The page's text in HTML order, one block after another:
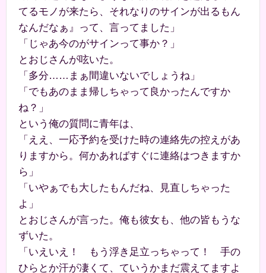
てるモノが来たら、それなりのサインが出るもん
なんだなぁ』って、言ってました」
「じゃあ今のがサインって事か？」
とおじさんが呟いた。
「多分……まぁ間違いないでしょうね」
「でもあのまま帰しちゃって良かったんですか
ね？」
という俺の質問に青年は、
「ええ、一応予約を受けた時の連絡先の控えがあ
りますから。何かあればすぐに連絡はつきますか
ら」
「いやぁでも大したもんだね、見直しちゃった
よ」
とおじさんが言った。俺も彼女も、他の皆もうな
ずいた。
「いえいえ！ もう浮き足立っちゃって！ 手の
ひらとか汗が凄くて、ていうかまだ震えてますよ